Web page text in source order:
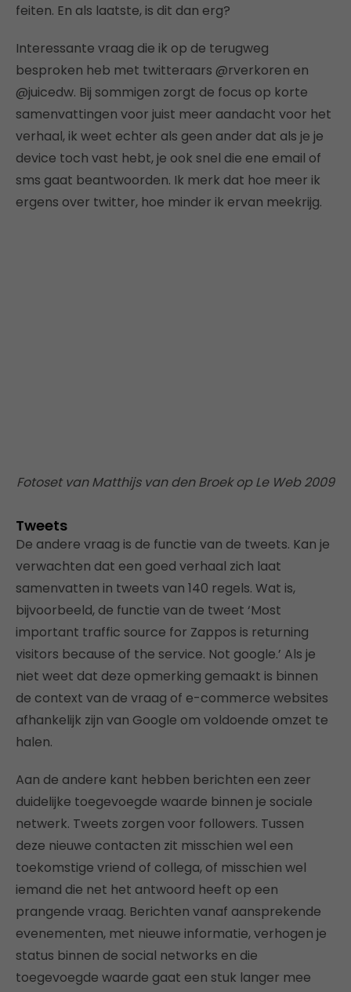
feiten. En als laatste, is dit dan erg?
Interessante vraag die ik op de terugweg
besproken heb met twitteraars @rverkoren en
@juicedw. Bij sommigen zorgt de focus op korte
samenvattingen voor juist meer aandacht voor het
verhaal, ik weet echter als geen ander dat als je je
device toch vast hebt, je ook snel die ene email of
sms gaat beantwoorden. Ik merk dat hoe meer ik
ergens over twitter, hoe minder ik ervan meekrijg.
Fotoset van Matthijs van den Broek op Le Web 2009
Tweets
De andere vraag is de functie van de tweets. Kan je
verwachten dat een goed verhaal zich laat
samenvatten in tweets van 140 regels. Wat is,
bijvoorbeeld, de functie van de tweet ‘Most
important traffic source for Zappos is returning
visitors because of the service. Not google.’ Als je
niet weet dat deze opmerking gemaakt is binnen
de context van de vraag of e-commerce websites
afhankelijk zijn van Google om voldoende omzet te
halen.
Aan de andere kant hebben berichten een zeer
duidelijke toegevoegde waarde binnen je sociale
netwerk. Tweets zorgen voor followers. Tussen
deze nieuwe contacten zit misschien wel een
toekomstige vriend of collega, of misschien wel
iemand die net het antwoord heeft op een
prangende vraag. Berichten vanaf aansprekende
evenementen, met nieuwe informatie, verhogen je
status binnen de social networks en die
toegevoegde waarde gaat een stuk langer mee